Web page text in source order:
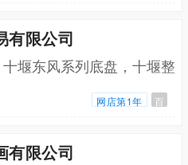
有限公司
堰东风系列底盘，十堰整
网店第1年 百
有限公司